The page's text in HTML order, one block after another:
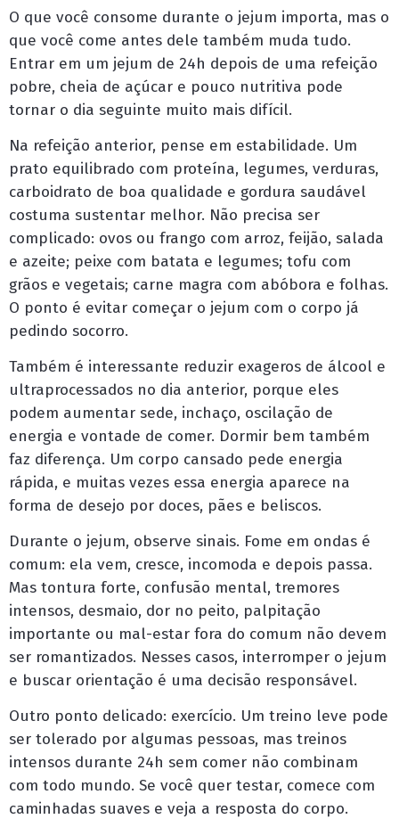
O que você consome durante o jejum importa, mas o
que você come antes dele também muda tudo.
Entrar em um jejum de 24h depois de uma refeição
pobre, cheia de açúcar e pouco nutritiva pode
tornar o dia seguinte muito mais difícil.
Na refeição anterior, pense em estabilidade. Um
prato equilibrado com proteína, legumes, verduras,
carboidrato de boa qualidade e gordura saudável
costuma sustentar melhor. Não precisa ser
complicado: ovos ou frango com arroz, feijão, salada
e azeite; peixe com batata e legumes; tofu com
grãos e vegetais; carne magra com abóbora e folhas.
O ponto é evitar começar o jejum com o corpo já
pedindo socorro.
Também é interessante reduzir exageros de álcool e
ultraprocessados no dia anterior, porque eles
podem aumentar sede, inchaço, oscilação de
energia e vontade de comer. Dormir bem também
faz diferença. Um corpo cansado pede energia
rápida, e muitas vezes essa energia aparece na
forma de desejo por doces, pães e beliscos.
Durante o jejum, observe sinais. Fome em ondas é
comum: ela vem, cresce, incomoda e depois passa.
Mas tontura forte, confusão mental, tremores
intensos, desmaio, dor no peito, palpitação
importante ou mal-estar fora do comum não devem
ser romantizados. Nesses casos, interromper o jejum
e buscar orientação é uma decisão responsável.
Outro ponto delicado: exercício. Um treino leve pode
ser tolerado por algumas pessoas, mas treinos
intensos durante 24h sem comer não combinam
com todo mundo. Se você quer testar, comece com
caminhadas suaves e veja a resposta do corpo.